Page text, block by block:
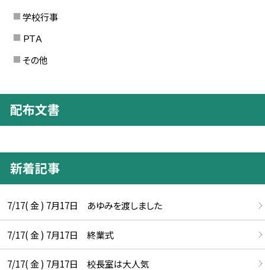
学校行事
ＰＴＡ
その他
配布文書
新着記事
7/17( 金 ) 7月17日 あゆみを渡しました
7/17( 金 ) 7月17日 終業式
7/17( 金 ) 7月17日 校長室は大人気